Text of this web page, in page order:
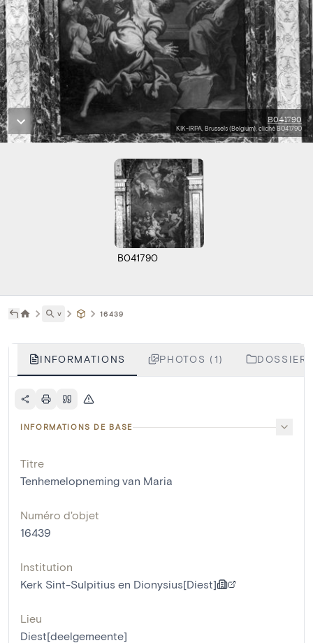
B041790
KIK-IRPA, Brussels (Belgium), cliché B041790
B041790
˅ 16439
INFORMATIONS PHOTOS (1)
INFORMATIONS DE BASE
Titre
Tenhemelopneming van Maria
Numéro d'objet
16439
Institution
Kerk Sint-Sulpitius en Dionysius[Diest]
Lieu
Diest[deelgemeente]